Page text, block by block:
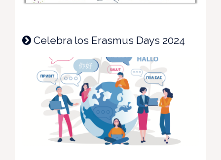
Celebra los Erasmus Days 2024